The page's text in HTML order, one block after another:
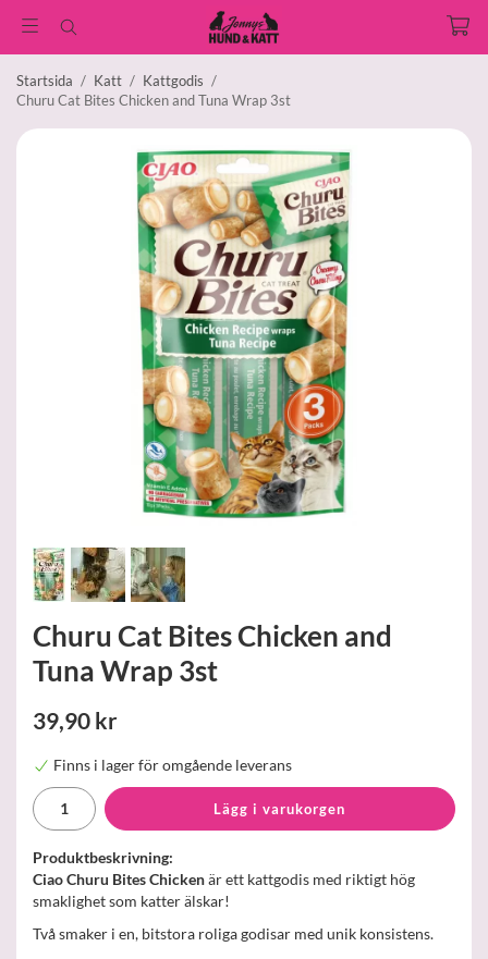
Startsida / Katt / Kattgodis /
Churu Cat Bites Chicken and Tuna Wrap 3st
Churu Cat Bites Chicken and
Tuna Wrap 3st
39,90 kr
Finns i lager för omgående leverans
Lägg i varukorgen
Produktbeskrivning:
Ciao Churu Bites Chickenär ett kattgodis med riktigt hög
smaklighet som katter älskar!
Två smaker i en, bitstora roliga godisar med unik konsistens.